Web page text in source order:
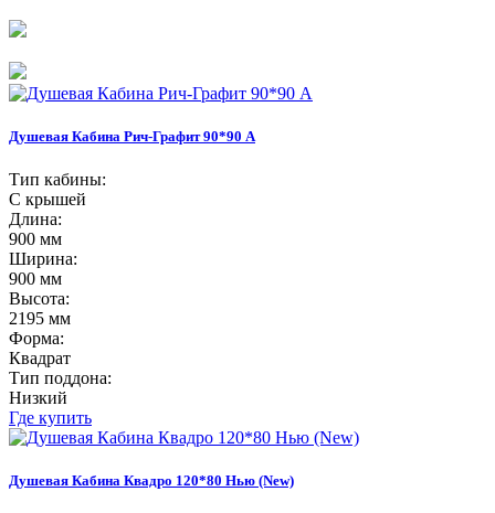
Душевая Кабина Рич-Графит 90*90 А
Тип кабины:
С крышей
Длина:
900 мм
Ширина:
900 мм
Высота:
2195 мм
Форма:
Квадрат
Тип поддона:
Низкий
Где купить
Душевая Кабина Квадро 120*80 Нью (New)